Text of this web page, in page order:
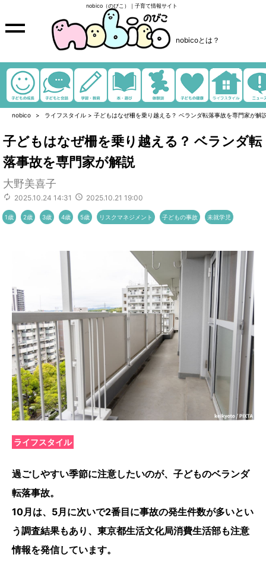
nobico（のびこ）｜子育て情報サイト
nobicoとは？
nobico ライフスタイル > 子どもはなぜ柵を乗り越える？ ベランダ転落事故を専門家が解
子どもはなぜ柵を乗り越える？ ベランダ転
落事故を専門家が解説
大野美喜子
2025.10.24 14:31 2025.10.21 19:00
1歳 2歳 3歳 4歳 5歳 リスクマネジメント 子どもの事故 未就学児
ライフスタイル
過ごしやすい季節に注意したいのが、子どものベランダ
転落事故。
10月は、5月に次いで2番目に事故の発生件数が多いとい
う調査結果もあり、東京都生活文化局消費生活部も注意
情報を発信しています。